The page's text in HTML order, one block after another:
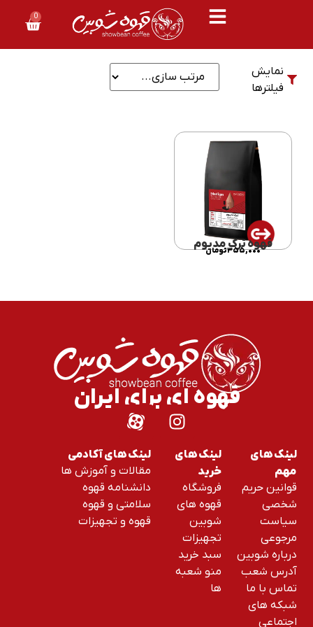
0
نمایش
فیلترها
قهوه ترک مدیوم
۳۵۵,۰۰۰تومان
قهوه ای برای ایران
لینک های
مهم
قوانین حریم
شخصی
سیاست
مرجوعی
درباره شوبین
آدرس شعب
تماس با ما
شبکه های
اجتماعی
لینک های
خرید
فروشگاه
قهوه های
شوبین
تجهیزات
سبد خرید
منو شعبه
ها
لینک های آکادمی
مقالات و آموزش ها
دانشنامه قهوه
سلامتی و قهوه
قهوه و تجهیزات